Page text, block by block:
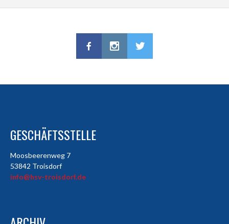
GESCHÄFTSSTELLE
Moosbeerenweg 7
53842 Troisdorf
info@hsv-troisdorf.de